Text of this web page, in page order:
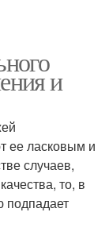
и
ее ласковым и
случаев,
то, в
подпадает